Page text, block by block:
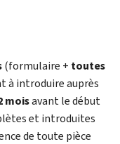
(formulaire + toutes
à introduire auprès
moisavant le début
et introduites
de toute pièce